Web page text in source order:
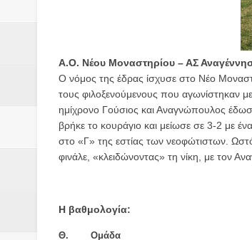
Αδελφές
Πρωτάθλημα με
Ξεκινούν οι
τη διαμόρφωση -
ανθεκτικότητας
Α.Ο. Νέου Μοναστηρίου – ΑΣ
Ο νόμος της έδρας ίσχυσε στο Νέο
τους φιλοξενούμενους που αγωνίστηκαν
ημίχρονο Γούσιος και Αναγνώπουλος
βρήκε το κουράγιο και μείωσε σε 3-2 με
στο «Γ» της εστίας των νεοφώτιστων.
φινάλε, «κλειδώνοντας» τη νίκη, με τον
Η βαθμολογία:
Θ. Ομάδα